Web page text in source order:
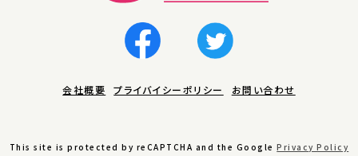
会社概要 プライバイシーポリシー お問い合わせ
This site is protected by reCAPTCHA and the GooglePrivacy Policy